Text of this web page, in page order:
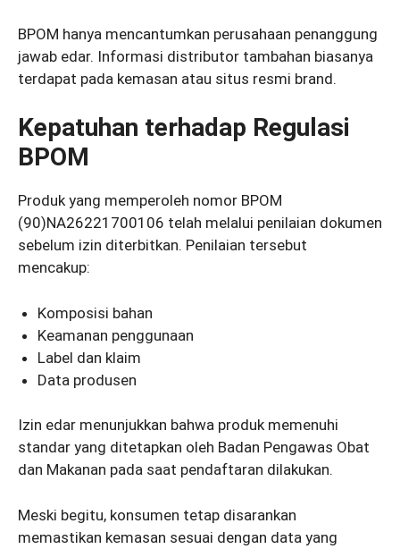
BPOM hanya mencantumkan perusahaan penanggung
jawab edar. Informasi distributor tambahan biasanya
terdapat pada kemasan atau situs resmi brand.
Kepatuhan terhadap Regulasi
BPOM
Produk yang memperoleh nomor BPOM
(90)NA26221700106 telah melalui penilaian dokumen
sebelum izin diterbitkan. Penilaian tersebut
mencakup:
Komposisi bahan
Keamanan penggunaan
Label dan klaim
Data produsen
Izin edar menunjukkan bahwa produk memenuhi
standar yang ditetapkan oleh Badan Pengawas Obat
dan Makanan pada saat pendaftaran dilakukan.
Meski begitu, konsumen tetap disarankan
memastikan kemasan sesuai dengan data yang